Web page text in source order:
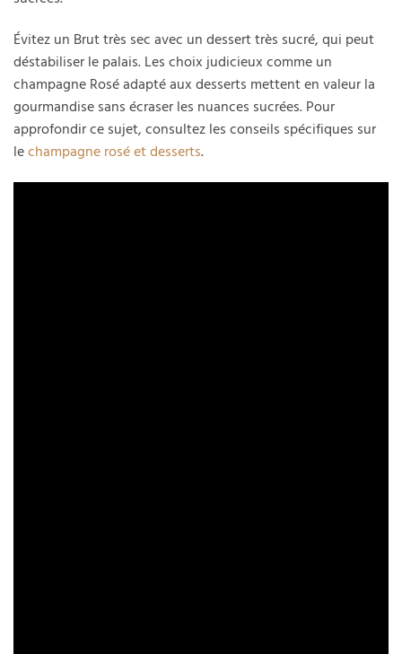
Évitez un Brut très sec avec un dessert très sucré, qui peut
déstabiliser le palais. Les choix judicieux comme un
champagne Rosé adapté aux desserts mettent en valeur la
gourmandise sans écraser les nuances sucrées. Pour
approfondir ce sujet, consultez les conseils spécifiques sur
lechampagne rosé et desserts.